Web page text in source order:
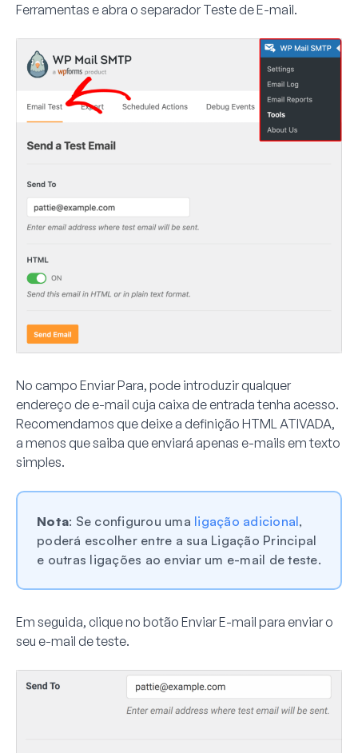
Ferramentas e abra o separador Teste de E-mail.
No campo Enviar Para, pode introduzir qualquer
endereço de e-mail cuja caixa de entrada tenha acesso.
Recomendamos que deixe a definição HTMLATIVADA,
a menos que saiba que enviará apenas e-mails em texto
simples.
Nota: Se configurou uma ligação adicional,
poderá escolher entre a sua Ligação Principal
e outras ligações ao enviar um e-mail de teste.
Em seguida, clique no botão Enviar E-mail para enviar o
seu e-mail de teste.